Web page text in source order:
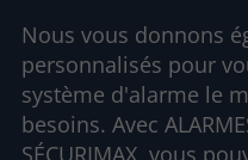
Nous vous donnons
personnalisés pour
système d'alarme le
besoins. Avec